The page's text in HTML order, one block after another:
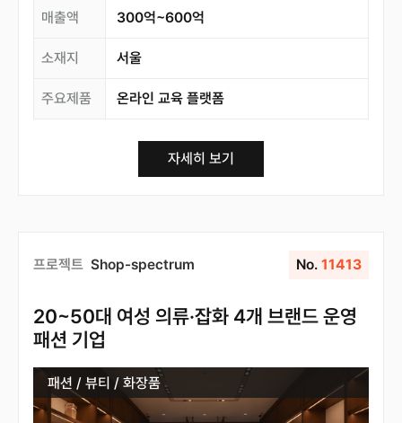
매출액 300억~600억
소재지 서울
주요제품 온라인 교육 플랫폼
자세히 보기
프로젝트 Shop-spectrum No. 11413
20~50대 여성 의류·잡화 4개 브랜드 운영
패션 기업
패션 / 뷰티 / 화장품